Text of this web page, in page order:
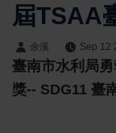
屆TSAA
SDG11
金級」
余溪 Sep 12
臺南市水利局
獎-- SDG11 臺